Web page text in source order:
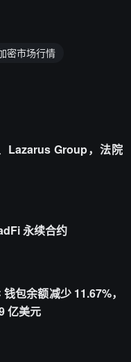
密市场行情
Lazarus Group，法院
永续合约
包余额减少 11.67%，
亿美元